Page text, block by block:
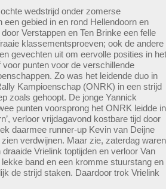
wedstrijd onder zomerse
gebied in en rond Hellendoorn en
Verstappen en Ten Brinke een felle
klassementsproeven; ook de andere
gevechten uit om eervolle posities in het
punten voor de verschillende
Zo was het leidende duo in
Kampioenschap (ONRK) in een strijd
zoals gehoopt. De jonge Yannick
punten voorsprong het ONRK leidde in
verloor vrijdagavond kostbare tijd door
daarmee runner-up Kevin van Deijne
verdwijnen. Maar zie, zaterdag waren
Vrielink toptijden en verloor Van
band en een kromme stuurstang en
de strijd staken. Daardoor trok Vrielink